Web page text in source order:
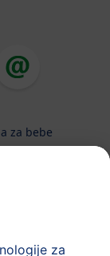
za bebe
trudnoća